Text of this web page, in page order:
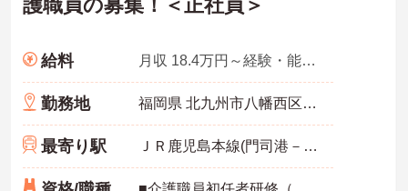
護職員の募集！＜正社員＞
給料 月収 18.4万円～経験・能力を考慮
勤務地 福岡県 北九州市八幡西区 浅川1-25-5
最寄り駅 ＪＲ鹿児島本線(門司港－八代)「折尾駅」バス・車10分